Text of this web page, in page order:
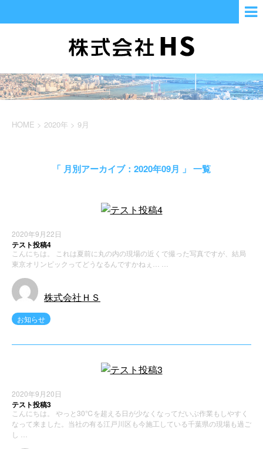
HOME > 2020年 > 9月
「 月別アーカイブ：2020年09月 」 一覧
2020年9月22日
テスト投稿4
こんにちは。 これは夏前に丸の内の現場の近くで撮った写真ですが、結局
東京オリンピックってどうなるんですかねぇ… …
株式会社ＨＳ
お知らせ
2020年9月20日
テスト投稿3
こんにちは。 やっと30℃を超える日が少なくなってだいぶ作業もしやすく
なって来ました。当社の有る江戸川区も今施工している千葉県の現場も過ご
し …